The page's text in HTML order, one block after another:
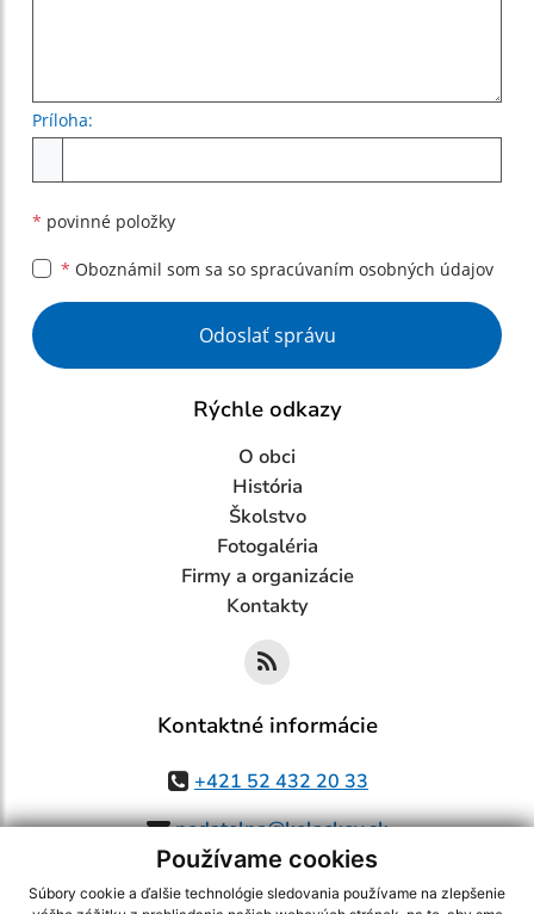
Používame cookies
Súbory cookie a ďalšie technológie sledovania používame na zlepšenie
Príloha:
* povinné položky
* Oboznámil som sa so spracúvaním osobných údajov
Google reCaptcha Response
Odoslať správu
Rýchle odkazy
O obci
História
Školstvo
Fotogaléria
Firmy a organizácie
Kontakty
Kontaktné informácie
+421 52 432 20 33
podatelna@kolackov.sk